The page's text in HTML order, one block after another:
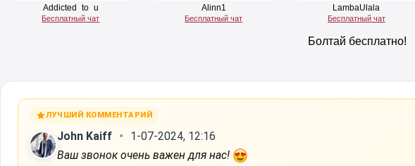
ЛУЧШИЙ КОММЕНТАРИЙ
John Kaiff
1-07-2024, 12:16
Ваш звонок очень важен для нас!